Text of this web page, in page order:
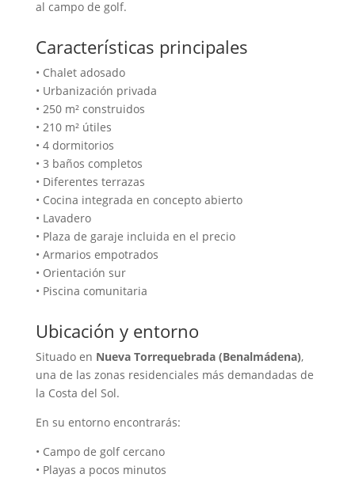
al campo de golf.
Características principales
• Chalet adosado
• Urbanización privada
• 250 m² construidos
• 210 m² útiles
• 4 dormitorios
• 3 baños completos
• Diferentes terrazas
• Cocina integrada en concepto abierto
• Lavadero
• Plaza de garaje incluida en el precio
• Armarios empotrados
• Orientación sur
• Piscina comunitaria
Ubicación y entorno
Situado en Nueva Torrequebrada (Benalmádena),
una de las zonas residenciales más demandadas de
la Costa del Sol.
En su entorno encontrarás:
• Campo de golf cercano
• Playas a pocos minutos